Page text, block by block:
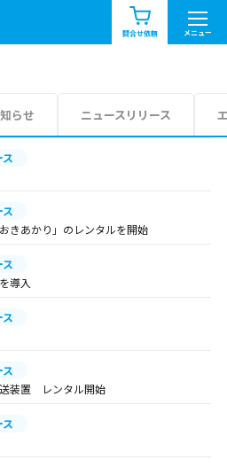
問合せ依頼 メニュー
お知らせ一覧
ア情報を見る
らせ ニュースリリース
きあかり」のレンタルを開始
導入
装置 レンタル開始